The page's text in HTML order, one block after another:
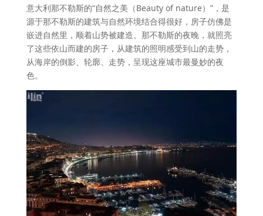
意大利那不勒斯的“自然之美（Beauty of nature）”，是
源于那不勒斯的建筑与自然环境结合得很好，房子仿佛是
嵌进自然里，顺着山势被建造。那不勒斯的夜晚，就照亮
了这些依山而建的房子，从建筑的照明感受到山的走势，
从海岸的倒影、轮廓、走势，呈现这座城市最曼妙的夜
色。